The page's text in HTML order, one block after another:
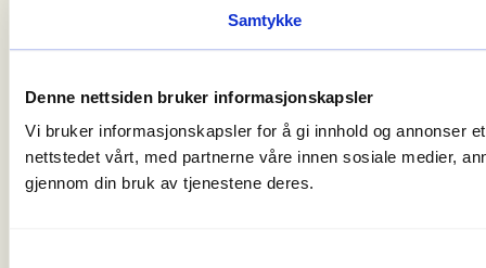
Samtykke
Denne nettsiden bruker informasjonskapsler
Vi bruker informasjonskapsler for å gi innhold og annonser
nettstedet vårt, med partnerne våre innen sosiale medier,
gjennom din bruk av tjenestene deres.